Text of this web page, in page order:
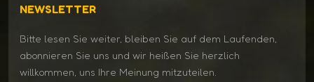
NEWSLETTER
Bitte lesen Sie weiter, bleiben Sie auf dem Laufenden,
abonnieren Sie uns und wir heißen Sie herzlich
willkommen, uns Ihre Meinung mitzuteilen.